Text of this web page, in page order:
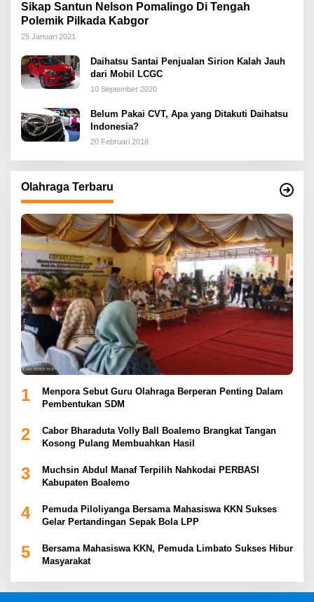
Sikap Santun Nelson Pomalingo Di Tengah
Polemik Pilkada Kabgor
25 Januari 2021
Daihatsu Santai Penjualan Sirion Kalah Jauh
dari Mobil LCGC
10 September 2020
Belum Pakai CVT, Apa yang Ditakuti Daihatsu
Indonesia?
20 Februari 2018
Olahraga Terbaru
1
Menpora Sebut Guru Olahraga Berperan Penting Dalam
Pembentukan SDM
2
Cabor Bharaduta Volly Ball Boalemo Brangkat Tangan
Kosong Pulang Membuahkan Hasil
3
Muchsin Abdul Manaf Terpilih Nahkodai PERBASI
Kabupaten Boalemo
4
Pemuda Piloliyanga Bersama Mahasiswa KKN Sukses
Gelar Pertandingan Sepak Bola LPP
5
Bersama Mahasiswa KKN, Pemuda Limbato Sukses Hibur
Masyarakat